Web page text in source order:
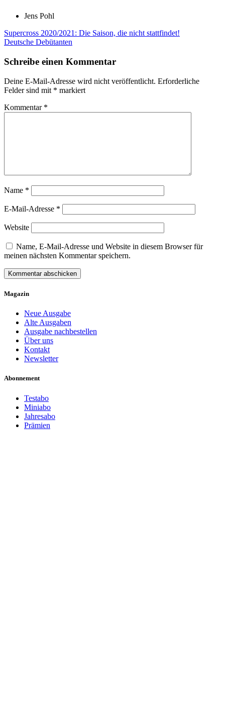
Jens Pohl
Beitragsnavigation
Supercross 2020/2021: Die Saison, die nicht stattfindet!
Deutsche Debütanten
Schreibe einen Kommentar
Deine E-Mail-Adresse wird nicht veröffentlicht. Erforderliche
Felder sind mit * markiert
Kommentar *
Name *
E-Mail-Adresse *
Website
Name, E-Mail-Adresse und Website in diesem Browser für
meinen nächsten Kommentar speichern.
Magazin
Neue Ausgabe
Alte Ausgaben
Ausgabe nachbestellen
Über uns
Kontakt
Newsletter
Abonnement
Testabo
Miniabo
Jahresabo
Prämien